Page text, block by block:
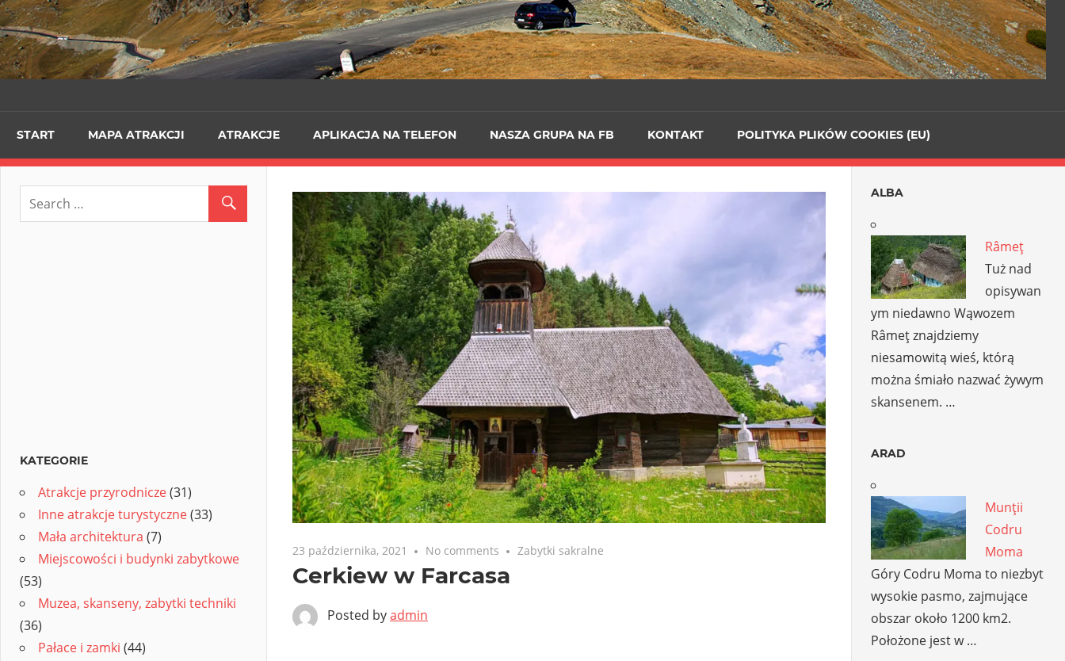
START MAPA ATRAKCJI ATRAKCJE APLIKACJA NA TELEFON NASZA GRUPA NA FB KONTAKT POLITYKA PLIKÓW COOKIES (EU)
23 października, 2021 No comments Zabytki sakralne
Cerkiew w Farcasa
Posted byadmin
KATEGORIE
Atrakcje przyrodnicze(31)
Inne atrakcje turystyczne(33)
Mała architektura (7)
Miejscowości i budynki zabytkowe
(53)
Muzea, skanseny, zabytki techniki
(36)
Pałace i zamki (44)
ALBA
Râmeţ
Tuż nad
opisywan
ym niedawno Wąwozem
Râmeţ znajdziemy
niesamowitą wieś, którą
można śmiało nazwać żywym
skansenem. …
ARAD
Munţii
Codru
Moma
Góry Codru Moma to niezbyt
wysokie pasmo, zajmujące
obszar około 1200 km2.
Położone jest w …